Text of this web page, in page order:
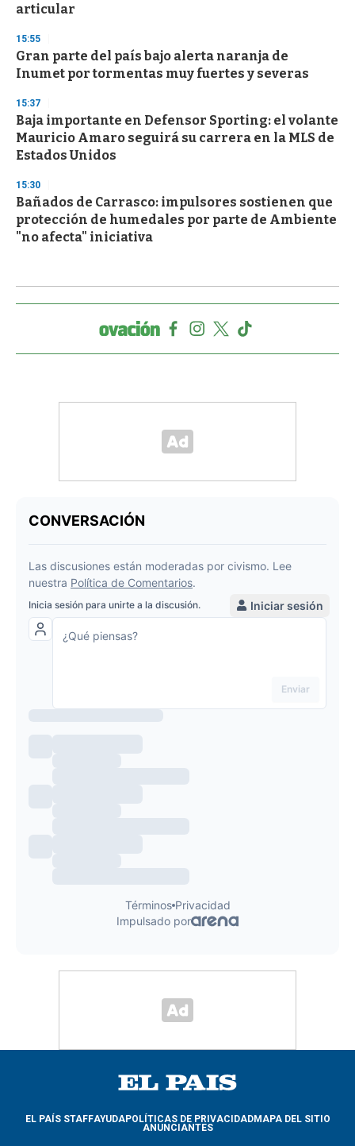
articular
15:55
Gran parte del país bajo alerta naranja de
Inumet por tormentas muy fuertes y severas
15:37
Baja importante en Defensor Sporting: el volante
Mauricio Amaro seguirá su carrera en la MLS de
Estados Unidos
15:30
Bañados de Carrasco: impulsores sostienen que
protección de humedales por parte de Ambiente
"no afecta" iniciativa
EL PAÍS STAFFAYUDAPOLÍTICAS DE PRIVACIDADMAPA DEL SITIO
ANUNCIANTES